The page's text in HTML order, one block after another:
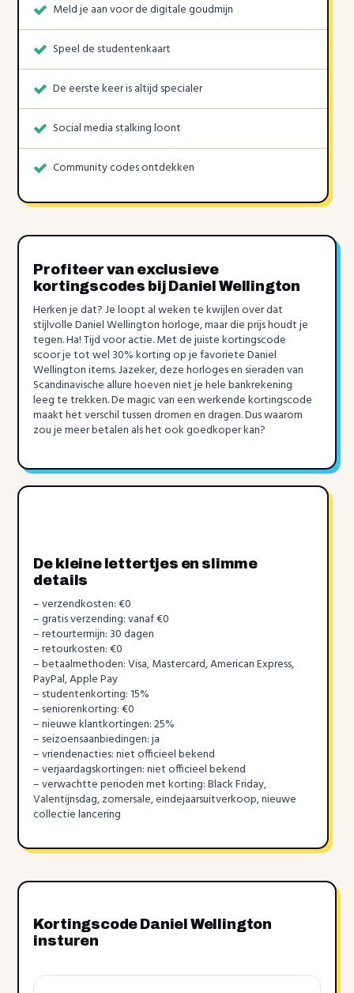
Meld je aan voor de digitale goudmijn
Speel de studentenkaart
De eerste keer is altijd specialer
Social media stalking loont
Community codes ontdekken
Profiteer van exclusieve
kortingscodes bij Daniel Wellington
Herken je dat? Je loopt al weken te kwijlen over dat
stijlvolle Daniel Wellington horloge, maar die prijs houdt je
tegen. Ha! Tijd voor actie. Met de juiste kortingscode
scoor je tot wel 30% korting op je favoriete Daniel
Wellington items. Jazeker, deze horloges en sieraden van
Scandinavische allure hoeven niet je hele bankrekening
leeg te trekken. De magic van een werkende kortingscode
maakt het verschil tussen dromen en dragen. Dus waarom
zou je meer betalen als het ook goedkoper kan?
De kleine lettertjes en slimme
details
– verzendkosten: €0
– gratis verzending: vanaf €0
– retourtermijn: 30 dagen
– retourkosten: €0
– betaalmethoden: Visa, Mastercard, American Express,
PayPal, Apple Pay
– studentenkorting: 15%
– seniorenkorting: €0
– nieuwe klantkortingen: 25%
– seizoensaanbiedingen: ja
– vriendenacties: niet officieel bekend
– verjaardagskortingen: niet officieel bekend
– verwachtte perioden met korting: Black Friday,
Valentijnsdag, zomersale, eindejaarsuitverkoop, nieuwe
collectie lancering
Kortingscode Daniel Wellington
insturen
Kortingscode